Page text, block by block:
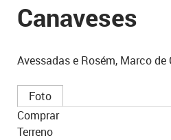
Canaveses
Avessadas e Rosém, Marco de
Foto
Comprar
Terreno